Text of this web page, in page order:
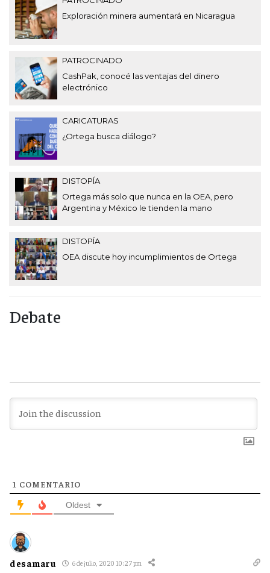
Exploración minera aumentará en Nicaragua
PATROCINADO
CashPak, conocé las ventajas del dinero
electrónico
CARICATURAS
¿Ortega busca diálogo?
DISTOPÍA
Ortega más solo que nunca en la OEA, pero
Argentina y México le tienden la mano
DISTOPÍA
OEA discute hoy incumplimientos de Ortega
Debate
1 COMENTARIO
Oldest
desamaru 6 de julio, 2020 10:27 pm